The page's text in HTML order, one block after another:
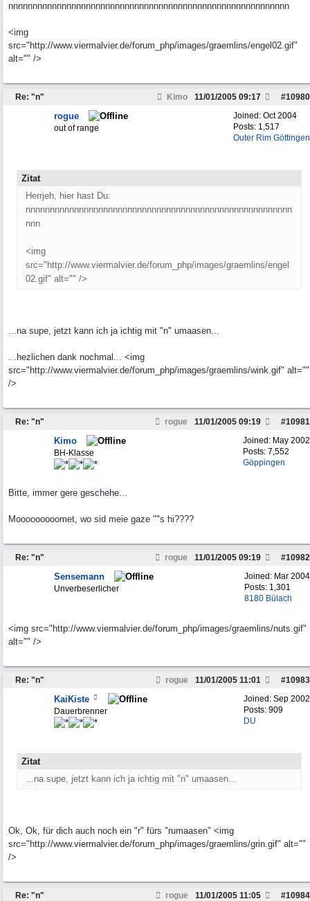
nnnnnnnnnnnnnnnnnnnnnnnnnnnnnnnnnnnnnnnnnnnnnnnnnnnnnnnnnn
<img
src="http://www.viermalvier.de/forum_php/images/graemlins/engel02.gif"
alt="" />
Re: "n" Kimo #10980
11/01/2005 09:17
Joined: Oct 2004
Posts: 1,517
Outer Rim Göttingen
rogue
out of range
Zitat
Herrjeh, hier hast Du:
nnnnnnnnnnnnnnnnnnnnnnnnnnnnnnnnnnnnnnnnnnnnnnnnnnnnnnn
nnn
<img
src="http://www.viermalvier.de/forum_php/images/graemlins/engel
02.gif" alt="" />
...na supe, jetzt kann ich ja ichtig mit "n" umaasen...
...hezlichen dank nochmal... <img
src="http://www.viermalvier.de/forum_php/images/graemlins/wink.gif" alt=""
/>
Re: "n" rogue #10981
11/01/2005 09:19
Joined: May 2002
Posts: 7,552
Göppingen
Kimo
BH-Klasse
Bitte, immer gere geschehe...
Mooooooooomet, wo sid meie gaze ""s hi????
Re: "n" rogue #10982
11/01/2005 09:19
Joined: Mar 2004
Posts: 1,301
8180 Bülach
Sensemann
Unverbeserlicher
<img src="http://www.viermalvier.de/forum_php/images/graemlins/nuts.gif"
alt="" />
Re: "n" rogue #10983
11/01/2005 11:01
Joined: Sep 2002
Posts: 909
DU
KaiKiste
Dauerbrenner
Zitat
...na supe, jetzt kann ich ja ichtig mit "n" umaasen...
Ok, Ok, für dich auch noch ein "r" fürs "rumaasen" <img
src="http://www.viermalvier.de/forum_php/images/graemlins/grin.gif" alt=""
/>
Re: "n" rogue #10984
11/01/2005 11:05